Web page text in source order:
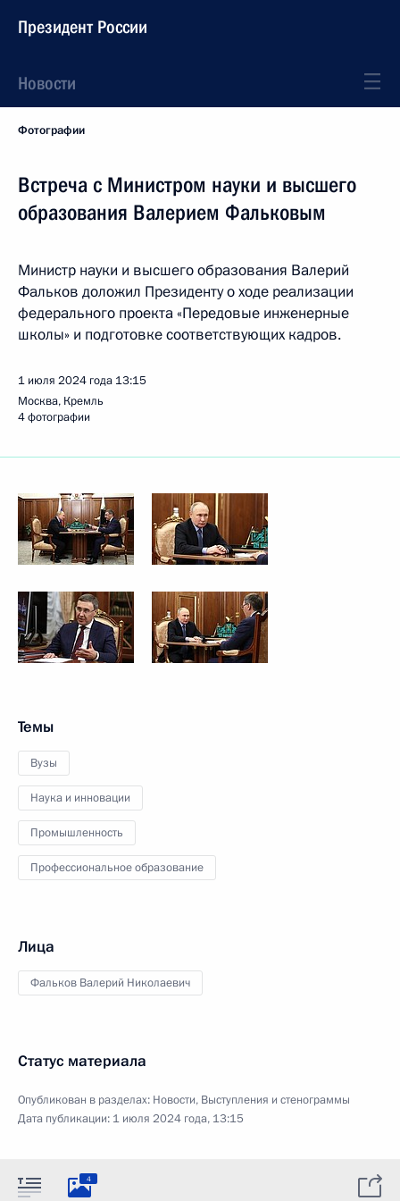
Президент России
Новости
Фотографии
Встреча с Министром науки и высшего
образования Валерием Фальковым
Министр науки и высшего образования Валерий
Фальков доложил Президенту о ходе реализации
федерального проекта «Передовые инженерные
школы» и подготовке соответствующих кадров.
1 июля 2024 года 13:15
Москва, Кремль
4 фотографии
Темы
Вузы
Наука и инновации
Промышленность
Профессиональное образование
Лица
Фальков Валерий Николаевич
Статус материала
Опубликован в разделах: Новости, Выступления и стенограммы
Дата публикации: 1 июля 2024 года, 13:15
4